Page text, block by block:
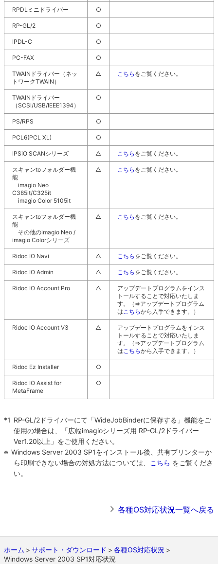
RPDLミニドライバー ○
RP-GL/2 ○
IPDL-C ○
PC-FAX ○
TWAINドライバー（ネッ
トワークTWAIN）
△ こちら をご覧ください。
TWAINドライバー
（SCSI/USB/IEEE1394）
○
PS/RPS ○
PCL6(PCL XL) ○
IPSiO SCANシリーズ △ こちら をご覧ください。
スキャンtoフォルダー機
能
imagio Neo
C385it/C325it
imagio Color 5105it
△ こちら をご覧ください。
スキャンtoフォルダー機
能
その他のimagio Neo /
imagio Colorシリーズ
△ こちら をご覧ください。
Ridoc IO Navi △ こちら をご覧ください。
Ridoc IO Admin △ こちら をご覧ください。
Ridoc IO Account Pro △
アップデートプログラムをインス
トールすることで対応いたしま
す。（⇒アップデートプログラム
はこちらから入手できます。）
Ridoc IO Account V3 △
アップデートプログラムをインス
トールすることで対応いたしま
す。（⇒アップデートプログラム
はこちらから入手できます。）
Ridoc Ez Installer ○
Ridoc IO Assist for
MetaFrame
○
*1 RP-GL/2ドライバーにて「WideJobBinderに保存する」機能をご
使用の場合は、「広幅imagioシリーズ用 RP-GL/2ドライバー
Ver1.20以上」をご使用ください。
※ Windows Server 2003 SP1をインストール後、共有プリンターか
ら印刷できない場合の対処方法については、
こちら をご覧くださ
い。
各種OS対応状況一覧へ戻る
ホーム サポート・ダウンロード
各種OS対応状況
Windows Server 2003 SP1対応状況